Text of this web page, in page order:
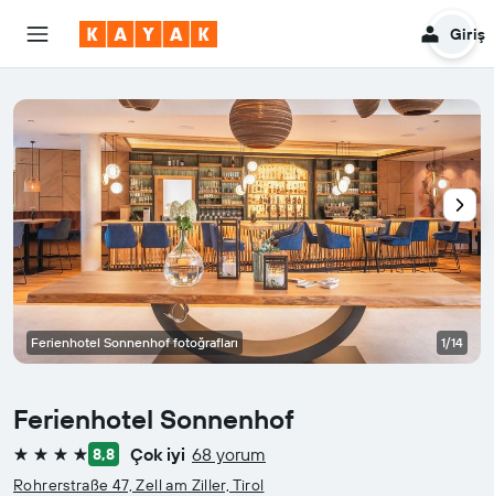
Giriş
Ferienhotel Sonnenhof
4 yıldız 8,8 Çok iyi 68 yorum
Rohrerstraße 47, Zell am Ziller, Tirol
Ferienhotel Sonnenhof fotoğrafları 1/14